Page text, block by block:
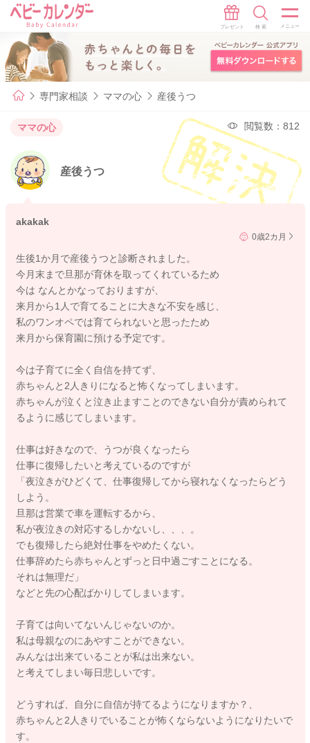
専門家相談 ママの心 産後うつ
ママの心 閲覧数：812
産後うつ
akakak
0歳2カ月
生後1か月で産後うつと診断されました。
今月末まで旦那が育休を取ってくれているため
今は なんとかなっておりますが、
来月から1人で育てることに大きな不安を感じ、
私のワンオペでは育てられないと思ったため
来月から保育園に預ける予定です。
今は子育てに全く自信を持てず、
赤ちゃんと2人きりになると怖くなってしまいます。
赤ちゃんが泣くと泣き止ますことのできない自分が責められて
るように感じてしまいます。
仕事は好きなので、うつが良くなったら
仕事に復帰したいと考えているのですが
「夜泣きがひどくて、仕事復帰してから寝れなくなったらどう
しよう。
旦那は営業で車を運転するから、
私が夜泣きの対応するしかないし、、、。
でも復帰したら絶対仕事をやめたくない。
仕事辞めたら赤ちゃんとずっと日中過ごすことになる。
それは無理だ」
などと先の心配ばかりしてしまいます。
子育ては向いてないんじゃないのか。
私は母親なのにあやすことができない。
みんなは出来ていることが私は出来ない。
と考えてしまい毎日悲しいです。
どうすれば、自分に自信が持てるようになりますか？、
赤ちゃんと2人きりでいることが怖くならないようになりたいで
す。